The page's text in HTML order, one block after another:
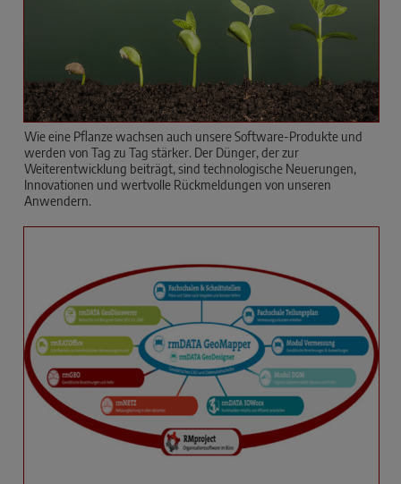
Wie eine Pflanze wachsen auch unsere Software-Produkte und
werden von Tag zu Tag stärker. Der Dünger, der zur
Weiterentwicklung beiträgt, sind technologische Neuerungen,
Innovationen und wertvolle Rückmeldungen von unseren
Anwendern.